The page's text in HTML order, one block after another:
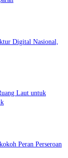
Digital Nasional,
Laut untuk
Peran Perseroan